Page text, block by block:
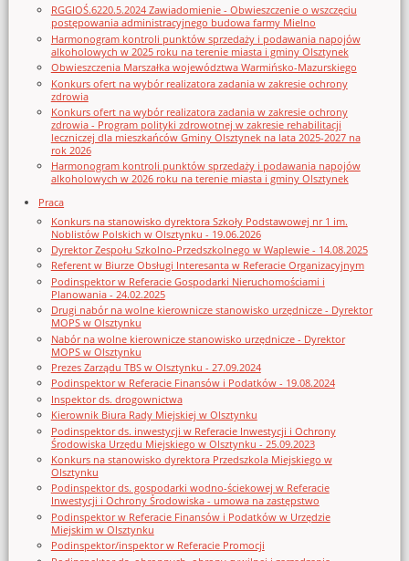
RGGIOŚ.6220.5.2024 Zawiadomienie - Obwieszczenie o wszczęciu
postępowania administracyjnego budowa farmy Mielno
Harmonogram kontroli punktów sprzedaży i podawania napojów
alkoholowych w 2025 roku na terenie miasta i gminy Olsztynek
Obwieszczenia Marszałka województwa Warmińsko-Mazurskiego
Konkurs ofert na wybór realizatora zadania w zakresie ochrony
zdrowia
Konkurs ofert na wybór realizatora zadania w zakresie ochrony
zdrowia - Program polityki zdrowotnej w zakresie rehabilitacji
leczniczej dla mieszkańców Gminy Olsztynek na lata 2025-2027 na
rok 2026
Harmonogram kontroli punktów sprzedaży i podawania napojów
alkoholowych w 2026 roku na terenie miasta i gminy Olsztynek
Praca
Konkurs na stanowisko dyrektora Szkoły Podstawowej nr 1 im.
Noblistów Polskich w Olsztynku - 19.06.2026
Dyrektor Zespołu Szkolno-Przedszkolnego w Waplewie - 14.08.2025
Referent w Biurze Obsługi Interesanta w Referacie Organizacyjnym
Podinspektor w Referacie Gospodarki Nieruchomościami i
Planowania - 24.02.2025
Drugi nabór na wolne kierownicze stanowisko urzędnicze - Dyrektor
MOPS w Olsztynku
Nabór na wolne kierownicze stanowisko urzędnicze - Dyrektor
MOPS w Olsztynku
Prezes Zarządu TBS w Olsztynku - 27.09.2024
Podinspektor w Referacie Finansów i Podatków - 19.08.2024
Inspektor ds. drogownictwa
Kierownik Biura Rady Miejskiej w Olsztynku
Podinspektor ds. inwestycji w Referacie Inwestycji i Ochrony
Środowiska Urzędu Miejskiego w Olsztynku - 25.09.2023
Konkurs na stanowisko dyrektora Przedszkola Miejskiego w
Olsztynku
Podinspektor ds. gospodarki wodno-ściekowej w Referacie
Inwestycji i Ochrony Środowiska - umowa na zastępstwo
Podinspektor w Referacie Finansów i Podatków w Urzędzie
Miejskim w Olsztynku
Podinspektor/inspektor w Referacie Promocji